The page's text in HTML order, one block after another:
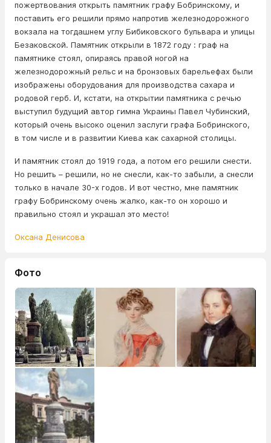
пожертвования открыть памятник графу Бобринскому, и
поставить его решили прямо напротив железнодорожного
вокзала на тогдашнем углу Бибиковского бульвара и улицы
Безаковской. Памятник открыли в 1872 году : граф на
памятнике стоял, опираясь правой ногой на
железнодорожный рельс и на бронзовых барельефах были
изображены оборудования для производства сахара и
родовой герб. И, кстати, на открытии памятника с речью
выступил будущий автор гимна Украины Павел Чубинский,
который очень высоко оценил заслуги графа Бобринского,
в том числе и в развитии Киева как сахарной столицы.
И памятник стоял до 1919 года, а потом его решили снести.
Но решить – решили, но не снесли, как-то забыли, а снесли
только в начале 30-х годов. И вот честно, мне памятник
графу Бобринскому очень жалко, как-то он хорошо и
правильно стоял и украшал это место!
Оксана Денисова
Фото